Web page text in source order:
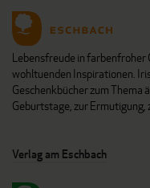
Lebensfreude in farbenfroher
wohltuenden Inspirationen.
Geschenkbücher zum
Geburtstage, zur Ermutigung,
Verlag am Eschbach